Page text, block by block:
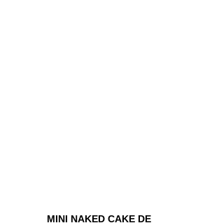
MINI NAKED CAKE DE